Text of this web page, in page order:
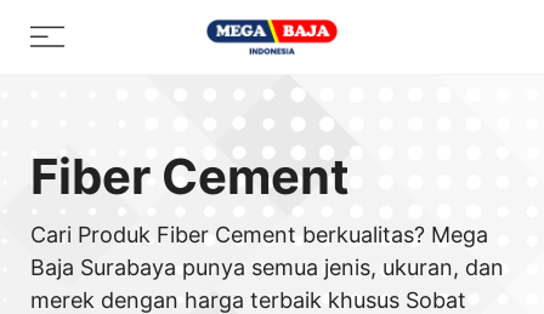
Menu
Fiber Cement
Cari Produk Fiber Cement berkualitas? Mega
Baja Surabaya punya semua jenis, ukuran, dan
merek dengan harga terbaik khusus Sobat